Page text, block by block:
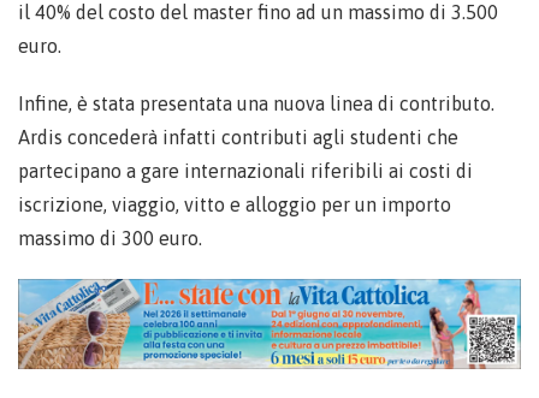
il 40% del costo del master fino ad un massimo di 3.500
euro.
Infine, è stata presentata una nuova linea di contributo.
Ardis concederà infatti contributi agli studenti che
partecipano a gare internazionali riferibili ai costi di
iscrizione, viaggio, vitto e alloggio per un importo
massimo di 300 euro.